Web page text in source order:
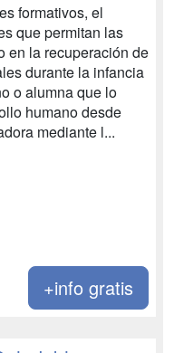
formativos, el
que permitan las
en la recuperación de
durante la infancia
o alumna que lo
humano desde
mediante l...
+info gratis